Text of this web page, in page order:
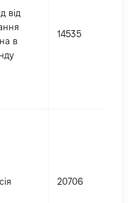
від
в
14535
20706